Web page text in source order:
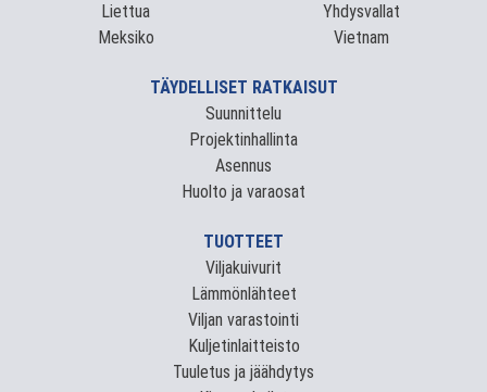
Liettua
Meksiko
Yhdysvallat
Vietnam
TÄYDELLISET RATKAISUT
Suunnittelu
Projektinhallinta
Asennus
Huolto ja varaosat
TUOTTEET
Viljakuivurit
Lämmönlähteet
Viljan varastointi
Kuljetinlaitteisto
Tuuletus ja jäähdytys